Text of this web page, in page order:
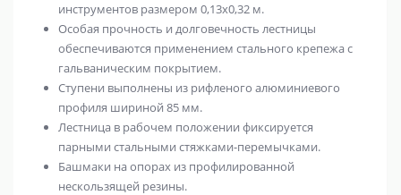
инструментов размером 0,13х0,32 м.
Особая прочность и долговечность лестницы
обеспечиваются применением стального крепежа с
гальваническим покрытием.
Ступени выполнены из рифленого алюминиевого
профиля шириной 85 мм.
Лестница в рабочем положении фиксируется
парными стальными стяжками-перемычками.
Башмаки на опорах из профилированной
нескользящей резины.